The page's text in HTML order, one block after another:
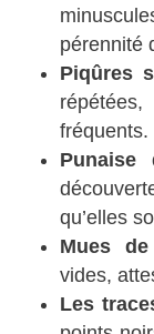
pérennité
Piqûres
fréquents.
qu’elles
Mues
vides,
Les